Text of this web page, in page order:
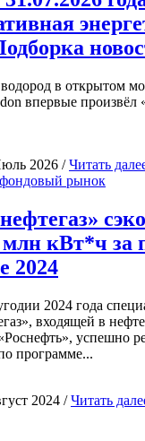
в открытом
впервые произвёл
2026 /Читать
рынок
кВт*ч за
2024
2024 года
входящей в
успешно
программе...
2024 /Читать